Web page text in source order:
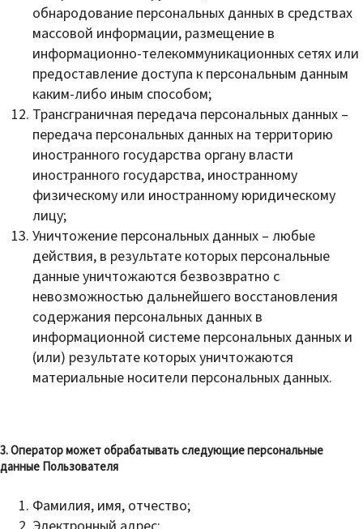
обнародование персональных данных в средствах
массовой информации, размещение в
информационно-телекоммуникационных сетях или
предоставление доступа к персональным данным
каким-либо иным способом;
Трансграничная передача персональных данных –
передача персональных данных на территорию
иностранного государства органу власти
иностранного государства, иностранному
физическому или иностранному юридическому
лицу;
Уничтожение персональных данных – любые
действия, в результате которых персональные
данные уничтожаются безвозвратно с
невозможностью дальнейшего восстановления
содержания персональных данных в
информационной системе персональных данных и
(или) результате которых уничтожаются
материальные носители персональных данных.
3. Оператор может обрабатывать следующие персональные
данные Пользователя
Фамилия, имя, отчество;